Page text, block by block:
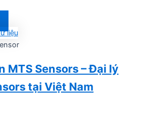
MTS Sensors – Đại lý
tại Việt Nam